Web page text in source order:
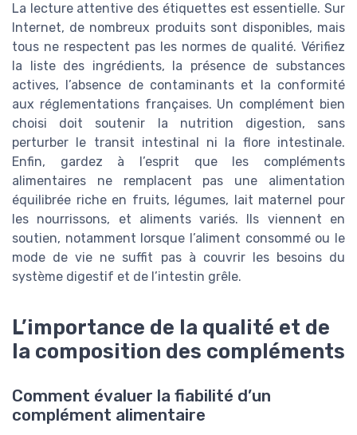
La lecture attentive des étiquettes est essentielle. Sur
Internet, de nombreux produits sont disponibles, mais
tous ne respectent pas les normes de qualité. Vérifiez
la liste des ingrédients, la présence de substances
actives, l’absence de contaminants et la conformité
aux réglementations françaises. Un complément bien
choisi doit soutenir la nutrition digestion, sans
perturber le transit intestinal ni la flore intestinale.
Enfin, gardez à l’esprit que les compléments
alimentaires ne remplacent pas une alimentation
équilibrée riche en fruits, légumes, lait maternel pour
les nourrissons, et aliments variés. Ils viennent en
soutien, notamment lorsque l’aliment consommé ou le
mode de vie ne suffit pas à couvrir les besoins du
système digestif et de l’intestin grêle.
L’importance de la qualité et de
la composition des compléments
Comment évaluer la fiabilité d’un
complément alimentaire